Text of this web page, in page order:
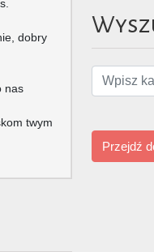
dobry
nas
twym
Przejdź